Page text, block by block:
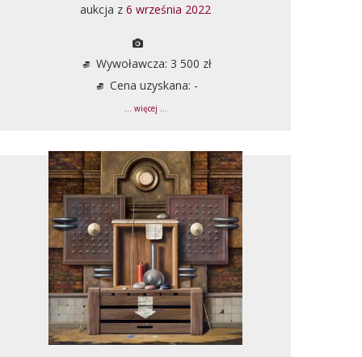
aukcja z 6 września 2022
Wywoławcza: 3 500 zł
Cena uzyskana: -
... więcej ...